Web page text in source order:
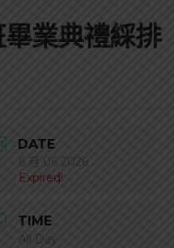
業典禮綵排
DATE
6 月 06 2026
Expired!
TIME
All Day